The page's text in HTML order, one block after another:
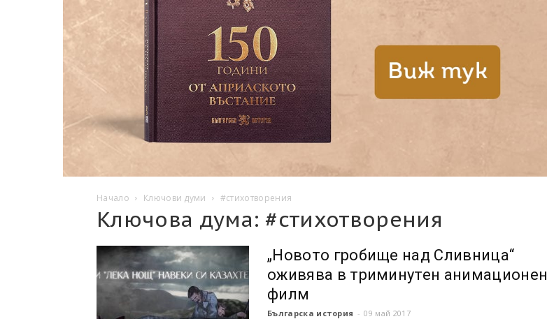
Начало Ключови думи #стихотворения
Ключова дума: #стихотворения
„Новото гробище над Сливница“
оживява в триминутен анимационен
филм
Българска история - 09 май 2017